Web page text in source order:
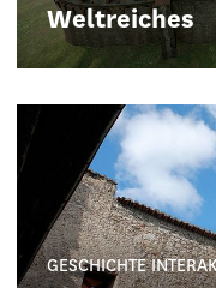
Weltreiches
GESCHICHTE